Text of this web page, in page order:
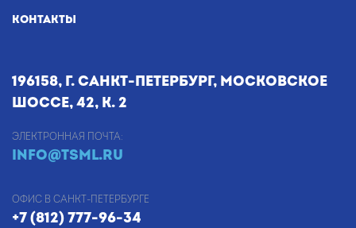
КОНТАКТЫ
196158, г. Санкт-Петербург, Московское
шоссе, 42, к. 2
Электронная почта:
info@tsml.ru
Офис в Санкт-Петербурге
+7 (812) 777-96-34